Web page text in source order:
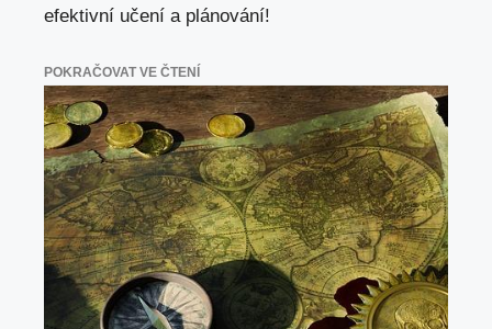
efektivní učení a plánování!
POKRAČOVAT VE ČTENÍ